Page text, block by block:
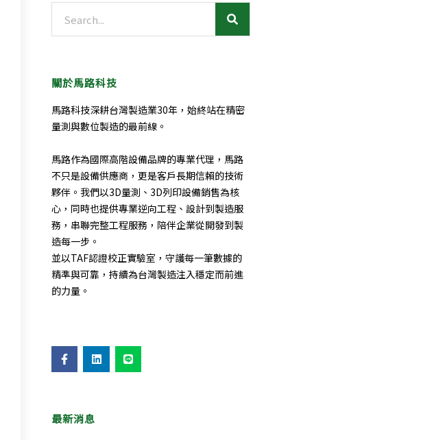
關於馬路科技
馬路科技深耕台灣製造業30年，始終站在精密
量測與數位製造的最前線。
馬路作為國際高階設備品牌的專業代理，馬路
不只是設備供應商，更是客戶長期信賴的技術
夥伴。我們以3D量測、3D列印設備銷售為核
心，同時也提供專業逆向工程、設計到製造服
務，串聯完整工程服務，陪伴企業從開發到製
造每一步。
並以TAF認證校正實驗室，守護每一筆數據的
精準與可靠，持續為台灣製造注入穩定而前進
的力量。
F
a
c
o
k
L
i
n
L
i
n
最新消息